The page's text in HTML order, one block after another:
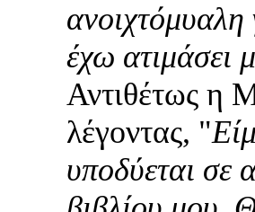
ανοιχτόμυαλη
έχω ατιμάσει
Αντιθέτως η
λέγοντας, "
υποδύεται σε